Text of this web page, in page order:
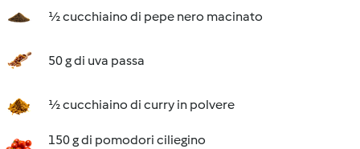
½ cucchiaino di pepe nero macinato
50 g di uva passa
½ cucchiaino di curry in polvere
150 g di pomodori ciliegino